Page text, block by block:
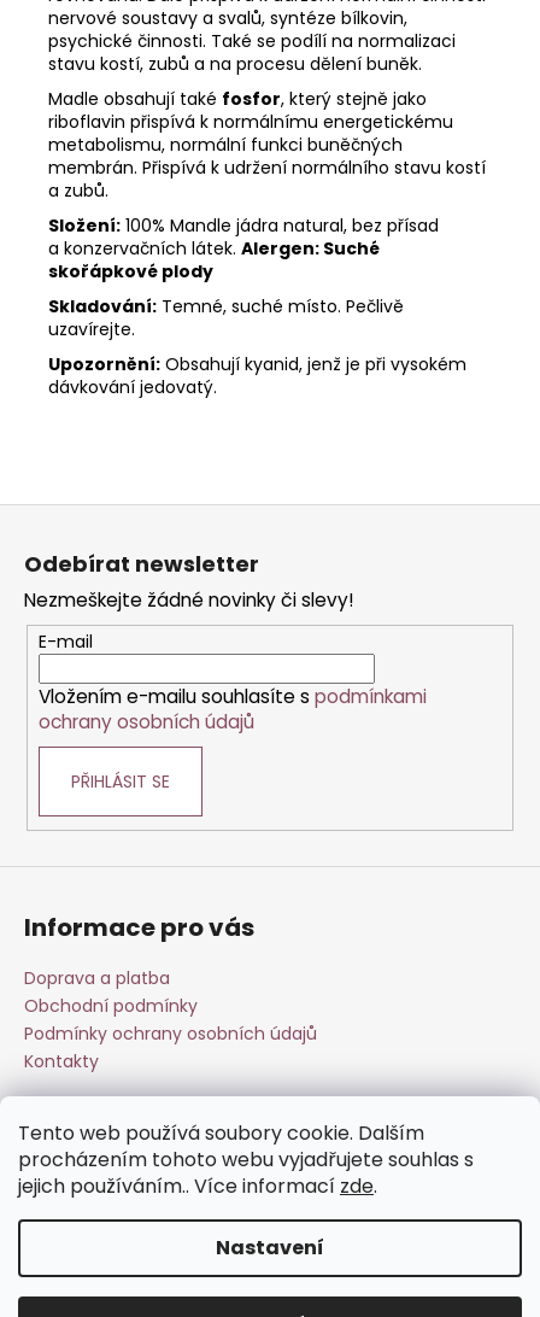
Tento web používá soubory cookie. Dalším
procházením tohoto webu vyjadřujete souhlas s
jejich používáním.. Více informací zde.
Nastavení
nervové soustavy a svalů, syntéze bílkovin,
psychické činnosti. Také se podílí na normalizaci
stavu kostí, zubů a na procesu dělení buněk.
Madle obsahují také fosfor, který stejně jako
riboflavin přispívá k normálnímu energetickému
metabolismu, normální funkci buněčných
membrán. Přispívá k udržení normálního stavu kostí
a zubů.
Složení: 100% Mandle jádra natural, bez přísad
a konzervačních látek. Alergen: Suché
skořápkové plody
Skladování: Temné, suché místo. Pečlivě
uzavírejte.
Upozornění: Obsahují kyanid, jenž je při vysokém
dávkování jedovatý.
Z
Odebírat newsletter
Nezmeškejte žádné novinky či slevy!
E-mail
Vložením e-mailu souhlasíte s podmínkami
ochrany osobních údajů
PŘIHLÁSIT SE
Informace pro vás
Doprava a platba
Obchodní podmínky
Podmínky ochrany osobních údajů
Kontakty
Přijímáme online platby